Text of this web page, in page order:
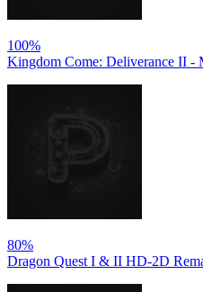
100%
Kingdom Come: Deliverance II -
80%
Dragon Quest I & II HD-2D